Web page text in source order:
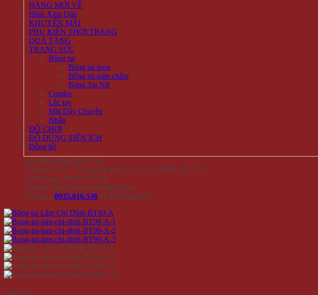
HÀNG MỚI VỀ
Hình Xăm Dán
KHUYẾN MÃI
PHỤ KIỆN THỜI TRANG
QUÀ TẶNG
TRANG SỨC
Bông tai
Bông tai inox
Bông tai nam châm
Bông Tai Nữ
Combo
Lắc tay
Mặt Dây Chuyền
Nhẫn
ĐỒ CHƠI
ĐỒ DÙNG TIỆN ÍCH
Đồng hồ
Sản phẩm đang sẵn có tại
- Địa chỉ: 714 / 17 Nguyễn Trãi, P.11, Q.5 ( NHÀ SỐ 17 )
- Điện thoại: 0935 616 536
- Email: Info@Winwinshop88.Com
Gọi ngay 0935.616.536 để đặt hàng ngay.
Chia Sẻ: